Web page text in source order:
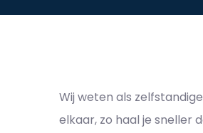
Wij weten als
elkaar, zo haal je sneller